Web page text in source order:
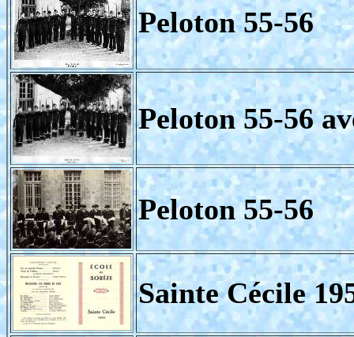
Peloton 55-56
Peloton 55-56
Peloton 55-56
Sainte Cécile